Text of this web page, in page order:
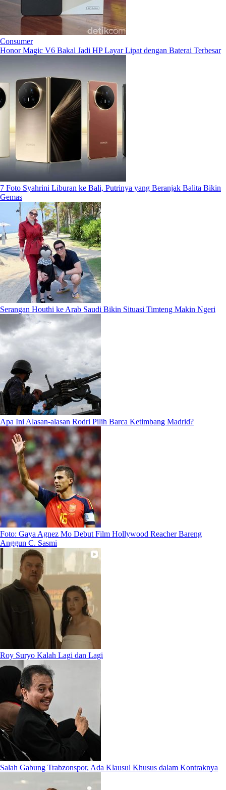
Consumer
Honor Magic V6 Bakal Jadi HP Layar Lipat dengan Baterai Terbesar
7 Foto Syahrini Liburan ke Bali, Putrinya yang Beranjak Balita Bikin
Gemas
Serangan Houthi ke Arab Saudi Bikin Situasi Timteng Makin Ngeri
Apa Ini Alasan-alasan Rodri Pilih Barca Ketimbang Madrid?
Foto: Gaya Agnez Mo Debut Film Hollywood Reacher Bareng
Anggun C. Sasmi
Roy Suryo Kalah Lagi dan Lagi
Salah Gabung Trabzonspor, Ada Klausul Khusus dalam Kontraknya